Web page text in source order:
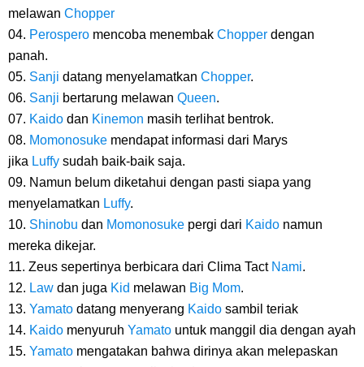
Arti Bendera Barbados, Negara Kepulauan Yang Terletak Di Kawasan
Karibia
Cara Daftar Danamon Mobile Banking, Mudah Banget Dan Lengkap
Caranya Disini
7 Fakta Elbaph One Piece, Menjadi Tempat Yang Sangat Ingin
7 Fakta Ivankov One Piece, Orang Yang Mampu Menipu Sensor
Wanita Milik Sanji
melawan Chopper
04. Perospero mencoba menembak Chopper dengan
panah.
05. Sanji datang menyelamatkan Chopper.
06. Sanji bertarung melawan Queen.
07. Kaido dan Kinemon masih terlihat bentrok.
08. Momonosuke mendapat informasi dari Marys
jika Luffy sudah baik-baik saja.
09. Namun belum diketahui dengan pasti siapa yang
menyelamatkan Luffy.
10. Shinobu dan Momonosuke pergi dari Kaido namun
mereka dikejar.
11. Zeus sepertinya berbicara dari Clima Tact Nami.
12. Law dan juga Kid melawan Big Mom.
13. Yamato datang menyerang Kaido sambil teriak
14. Kaido menyuruh Yamato untuk manggil dia dengan ayah
15. Yamato mengatakan bahwa dirinya akan melepaskan